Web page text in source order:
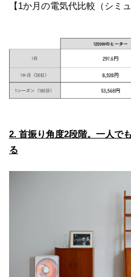
【1か月の電気代比較（シミ
2. 首振り角度2段階。一人で
る